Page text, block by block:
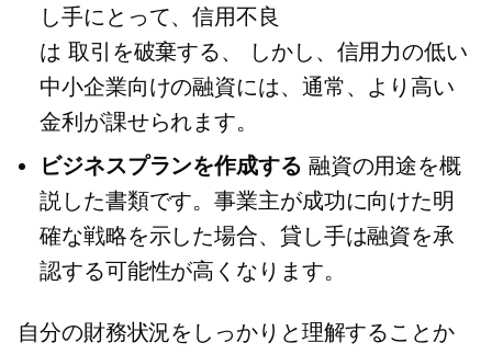
し手にとって、信用不良
は 取引を破棄する、
しかし、信用力の低い
中小企業向けの融資には、通常、より高い
金利が課せられます。
ビジネスプランを作成する 融資の用途を概
説した書類です。事業主が成功に向けた明
確な戦略を示した場合、貸し手は融資を承
認する可能性が高くなります。
自分の財務状況をしっかりと理解することか